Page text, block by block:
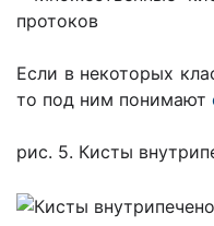
Если в некоторых
то под ним понимают
рис. 5. Кисты